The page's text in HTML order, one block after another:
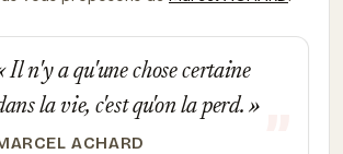
Il n'y a qu'une chose certaine
la vie, c'est qu'on la perd.
ACHARD